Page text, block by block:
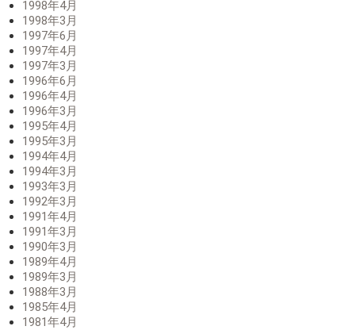
1998年4月
1998年3月
1997年6月
1997年4月
1997年3月
1996年6月
1996年4月
1996年3月
1995年4月
1995年3月
1994年4月
1994年3月
1993年3月
1992年3月
1991年4月
1991年3月
1990年3月
1989年4月
1989年3月
1988年3月
1985年4月
1981年4月